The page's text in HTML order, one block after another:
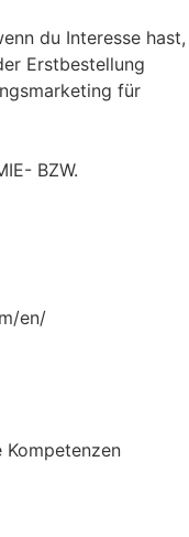
du Interesse hast,
Erstbestellung
für
BZW.
en/
Kompetenzen